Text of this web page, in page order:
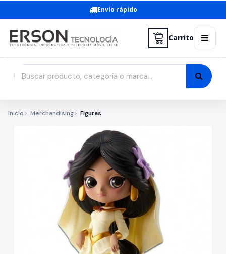
Envío rápido
Carrito
Inicio Merchandising Figuras